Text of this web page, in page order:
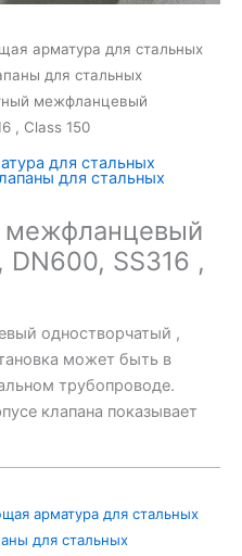
арматура для стальных
для стальных
межфланцевый
, Class 150
для стальных
для стальных
межфланцевый
SS316 ,
одностворчатый ,
может быть в
трубопроводе.
клапана показывает
арматура для стальных
для стальных